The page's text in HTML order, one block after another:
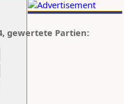
gewertete Partien: